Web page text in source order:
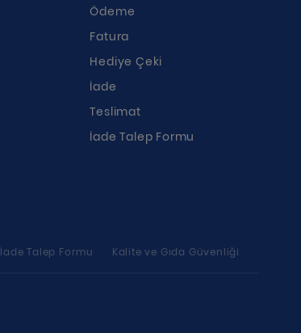
Ödeme
Fatura
Hediye Çeki
İade
Teslimat
İade Talep Formu
İade Talep Formu Kalite ve Gıda Güvenliği